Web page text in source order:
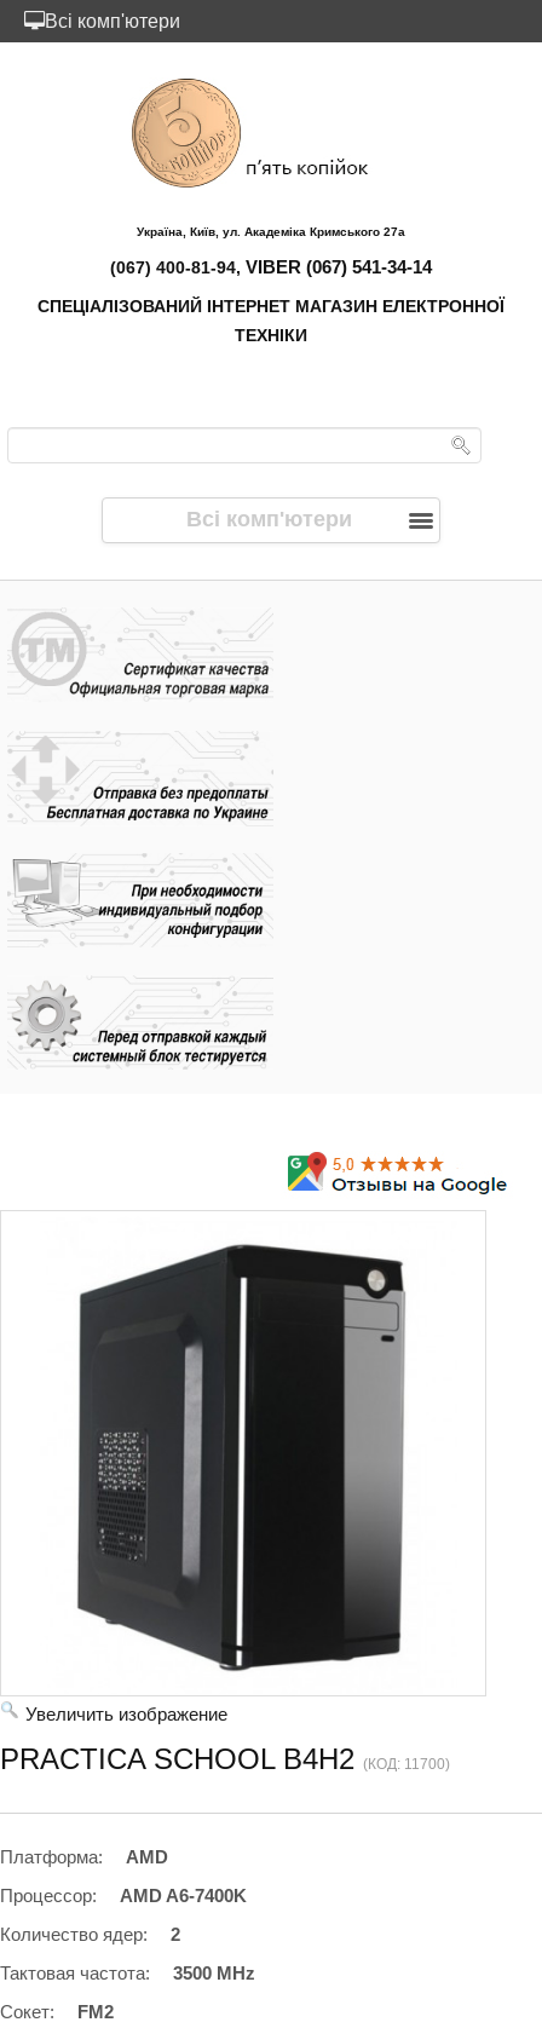
Україна, Київ, ул. Академіка Кримського 27а
(067) 400-81-94, VIBER (067) 541-34-14
СПЕЦІАЛІЗОВАНИЙ ІНТЕРНЕТ МАГАЗИН ЕЛЕКТРОННОЇ
ТЕХНІКИ
Всі комп'ютери
Увеличить изображение
PRACTICA SCHOOL B4H2 (КОД: 11700)
Платформа:
AMD
Процессор:
AMD A6-7400K
Количество ядер:
2
Тактовая частота:
3500 MHz
Сокет:
FM2
Всі комп'ютери